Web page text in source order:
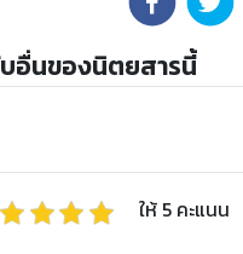
อื่นของนิตยสารนี้
ให้ 5 คะแนน